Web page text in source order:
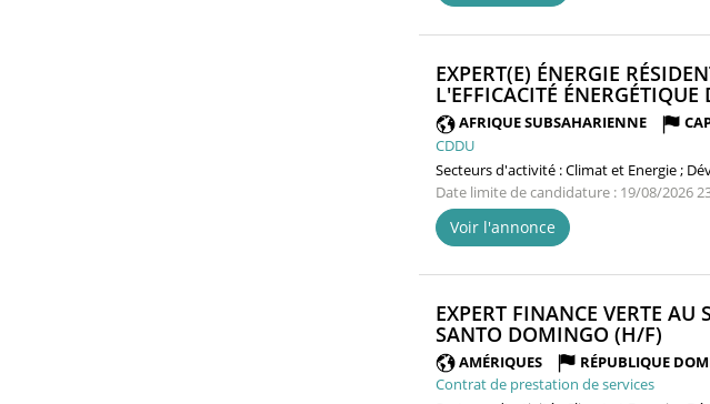
EXPERT(E) ÉNERGIE
L'EFFICACITÉ
AFRIQUE SUBSAHARIENNE
CDDU
Secteurs d'activité :Climat et Energie ;
Date limite de candidature : 19/08/2026
Voir l'annonce
EXPERT FINANCE VERTE
SANTO DOMINGO (H/F)
AMÉRIQUES RÉPUBLIQUE
Contrat de prestation de services